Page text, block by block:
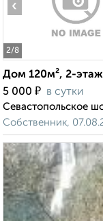
2/8
‹
Дом 120м², 2-
5 000 ₽ в сутки
Севастопольское
Собственник,